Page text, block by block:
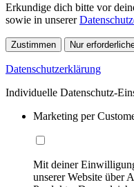
Erkundige dich bitte vor
sowie in unserer
Zustimmen Nur
Datenschutzerklärung
Individuelle Datenschutz-
Marketing per
Mit deiner
unserer Website über